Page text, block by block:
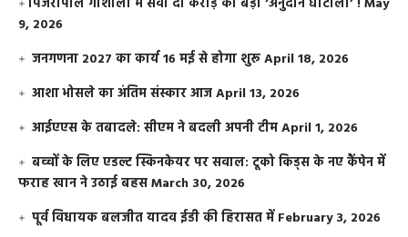
9, 2026
जनगणना 2027 का कार्य 16 मई से होगा शुरूApril 18, 2026
आशा भोसले का अंतिम संस्कार आजApril 13, 2026
आईएएस के तबादले: सीएम ने बदली अपनी टीमApril 1, 2026
बच्चों के लिए एडल्ट स्किनकेयर पर सवाल: टूको किड्स के नए कैंपेन में
फराह खान ने उठाई बहसMarch 30, 2026
पूर्व विधायक बलजीत यादव ईडी की हिरासत में February 3, 2026